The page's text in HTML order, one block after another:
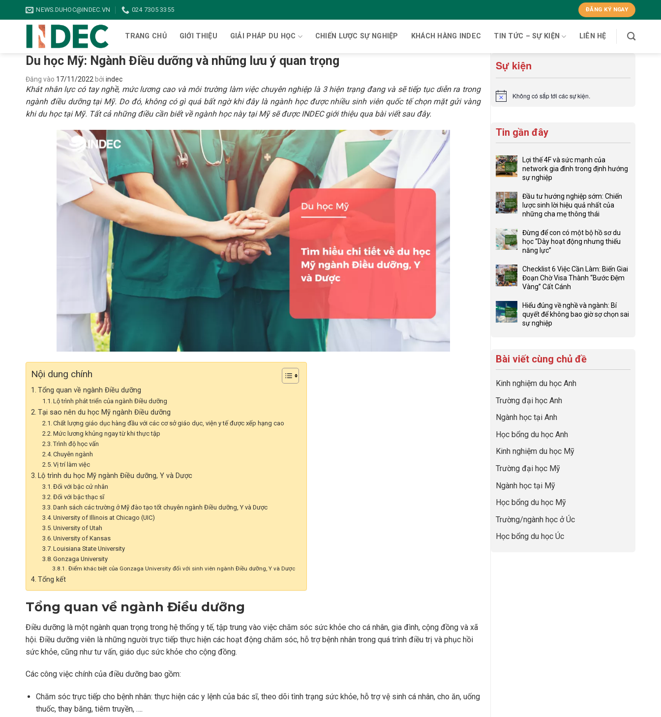
qua
NEWS.DUHOC@INDEC.VN 024 7305 3355 ĐĂNG KÝ NGAY
TRANG CHỦ GIỚI THIỆU GIẢI PHÁP DU HỌC CHIẾN LƯỢC SỰ NGHIỆP KHÁCH HÀNG INDEC TIN TỨC – SỰ KIỆN LIÊN HỆ
Du học Mỹ: Ngành Điều dưỡng và những lưu ý quan trọng
Đăng vào 17/11/2022 bởi indec
Khát nhân lực có tay nghề, mức lương cao và môi trường làm việc chuyên nghiệp là 3 hiện trạng đang và sẽ tiếp tục diễn ra trong
ngành điều dưỡng tại Mỹ. Do đó, không có gì quá bất ngờ khi đây là ngành học được nhiều sinh viên quốc tế chọn mặt gửi vàng
khi du học tại Mỹ. Tất cả những điều cần biết về ngành học này tại Mỹ sẽ được INDEC giới thiệu qua bài viết sau đây.
Nội dung chính
Tổng quan về ngành Điều dưỡng
Lộ trình phát triển của ngành Điều dưỡng
Tại sao nên du học Mỹ ngành Điều dưỡng
Chất lượng giáo dục hàng đầu với các cơ sở giáo dục, viện y tế được xếp hạng cao
Mức lương khủng ngay từ khi thực tập
Trình độ học vấn
Chuyên ngành
Vị trí làm việc
Lộ trình du học Mỹ ngành Điều dưỡng, Y và Dược
Đối với bậc cử nhân
Đối với bậc thạc sĩ
Danh sách các trường ở Mỹ đào tạo tốt chuyên ngành Điều dưỡng, Y và Dược
University of Illinois at Chicago (UIC)
University of Utah
University of Kansas
Louisiana State University
Gonzaga University
Điểm khác biệt của Gonzaga University đối với sinh viên ngành Điều dưỡng, Y và Dược
Tổng kết
Tổng quan về ngành Điều dưỡng
Điều dưỡng là một ngành quan trọng trong hệ thống y tế, tập trung vào việc chăm sóc sức khỏe cho cá nhân, gia đình, cộng đồng và xã
hội. Điều dưỡng viên là những người trực tiếp thực hiện các hoạt động chăm sóc, hỗ trợ bệnh nhân trong quá trình điều trị và phục hồi
sức khỏe, cũng như tư vấn, giáo dục sức khỏe cho cộng đồng.
Các công việc chính của điều dưỡng bao gồm:
Chăm sóc trực tiếp cho bệnh nhân: thực hiện các y lệnh của bác sĩ, theo dõi tình trạng sức khỏe, hỗ trợ vệ sinh cá nhân, cho ăn, uống
thuốc, thay băng, tiêm truyền, ….
Sự kiện
Notice Không có sắp tới các sự kiện.
Tin gần đây
Lợi thế 4F và sức mạnh của
network gia đình trong định hướng
sự nghiệp
có
bình
luận
Lợi
thế
4F
sức
mạnh
của
network
đình
trong
định
nghiệp
Đầu tư hướng nghiệp sớm: Chiến
lược sinh lời hiệu quả nhất của
những cha mẹ thông thái
có
bình
luận
Đầu
tư
hướng
nghiệp
sớm:
Chiến
lược
sinh
quả
nhất
của
những
cha
mẹ
thái
Đừng để con có một bộ hồ sơ du
học “Dày hoạt động nhưng thiếu
năng lực”
có
bình
luận
Đừng
để
con
có
hồ
sơ
học
hoạt
nhưng
năng
Checklist 6 Việc Cần Làm: Biến Giai
Đoạn Chờ Visa Thành “Bước Đệm
Vàng” Cất Cánh
có
bình
luận
Việc
Cần
Biến
Đoạn
Visa
“Bước
Vàng”
Cánh
Hiểu đúng về nghề và ngành: Bí
quyết để không bao giờ sợ chọn sai
sự nghiệp
luận
đúng
nghề
ngành:
quyết
không
bao
giờ
chọn
sai
sự
nghiệp
Bài viết cùng chủ đề
Kinh nghiệm du học Anh
Trường đại học Anh
Ngành học tại Anh
Học bổng du học Anh
Kinh nghiệm du học Mỹ
Trường đại học Mỹ
Ngành học tại Mỹ
Học bổng du học Mỹ
Trường/ngành học ở Úc
Học bổng du học Úc